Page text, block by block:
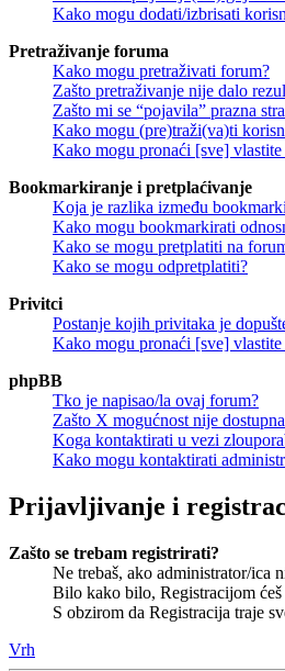
Kako mogu dodati/izbrisati
Pretraživanje foruma
Kako mogu pretraživati forum?
Zašto pretraživanje nije dalo
Zašto mi se “pojavila” prazna
Kako mogu (pre)traži(va)ti
Kako mogu pronaći [sve] vlastite
Bookmarkiranje i pretplaćivanje
Koja je razlika između
Kako mogu bookmarkirati
Kako se mogu pretplatiti na
Kako se mogu odpretplatiti?
Privitci
Postanje kojih privitaka je
Kako mogu pronaći [sve]
phpBB
Tko je napisao/la ovaj forum?
Zašto X mogućnost nije
Koga kontaktirati u vezi
Kako mogu kontaktirati
Prijavljivanje i
Zašto se trebam registrirati?
Ne trebaš, ako administrator/ica
Bilo kako bilo, Registracijom
S obzirom da Registracija traje
Vrh